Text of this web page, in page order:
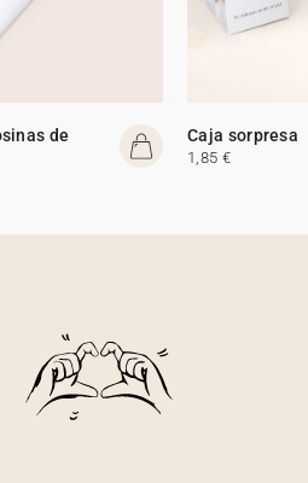
de
Caja sorpresa
1,85 €